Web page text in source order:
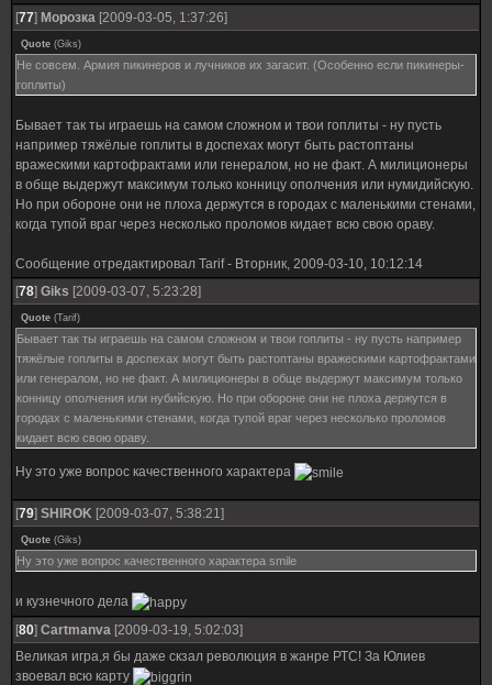
[77] Морозка [2009-03-05, 1:37:26]
Quote (Giks)
Не совсем. Армия пикинеров и лучников их загасит. (Особенно если пикинеры-
гоплиты)
Бывает так ты играешь на самом сложном и твои гоплиты - ну пусть
например тяжёлые гоплиты в доспехах могут быть растоптаны
вражескими картофрактами или генералом, но не факт. А милиционеры
в обще выдержут максимум только конницу ополчения или нумидийскую.
Но при обороне они не плоха держутся в городах с маленькими стенами,
когда тупой враг через несколько проломов кидает всю свою ораву.
Сообщение отредактировал Tarif- Вторник, 2009-03-10, 10:12:14
[78] Giks [2009-03-07, 5:23:28]
Quote (Tarif)
Бывает так ты играешь на самом сложном и твои гоплиты - ну пусть например
тяжёлые гоплиты в доспехах могут быть растоптаны вражескими картофрактами
или генералом, но не факт. А милиционеры в обще выдержут максимум только
конницу ополчения или нубийскую. Но при обороне они не плоха держутся в
городах с маленькими стенами, когда тупой враг через несколько проломов
кидает всю свою ораву.
Ну это уже вопрос качественного характера
[79] SHIROK [2009-03-07, 5:38:21]
Quote (Giks)
Ну это уже вопрос качественного характера smile
и кузнечного дела
[80] Cartmanva [2009-03-19, 5:02:03]
Великая игра,я бы даже скзал революция в жанре РТС! За Юлиев
звоевал всю карту